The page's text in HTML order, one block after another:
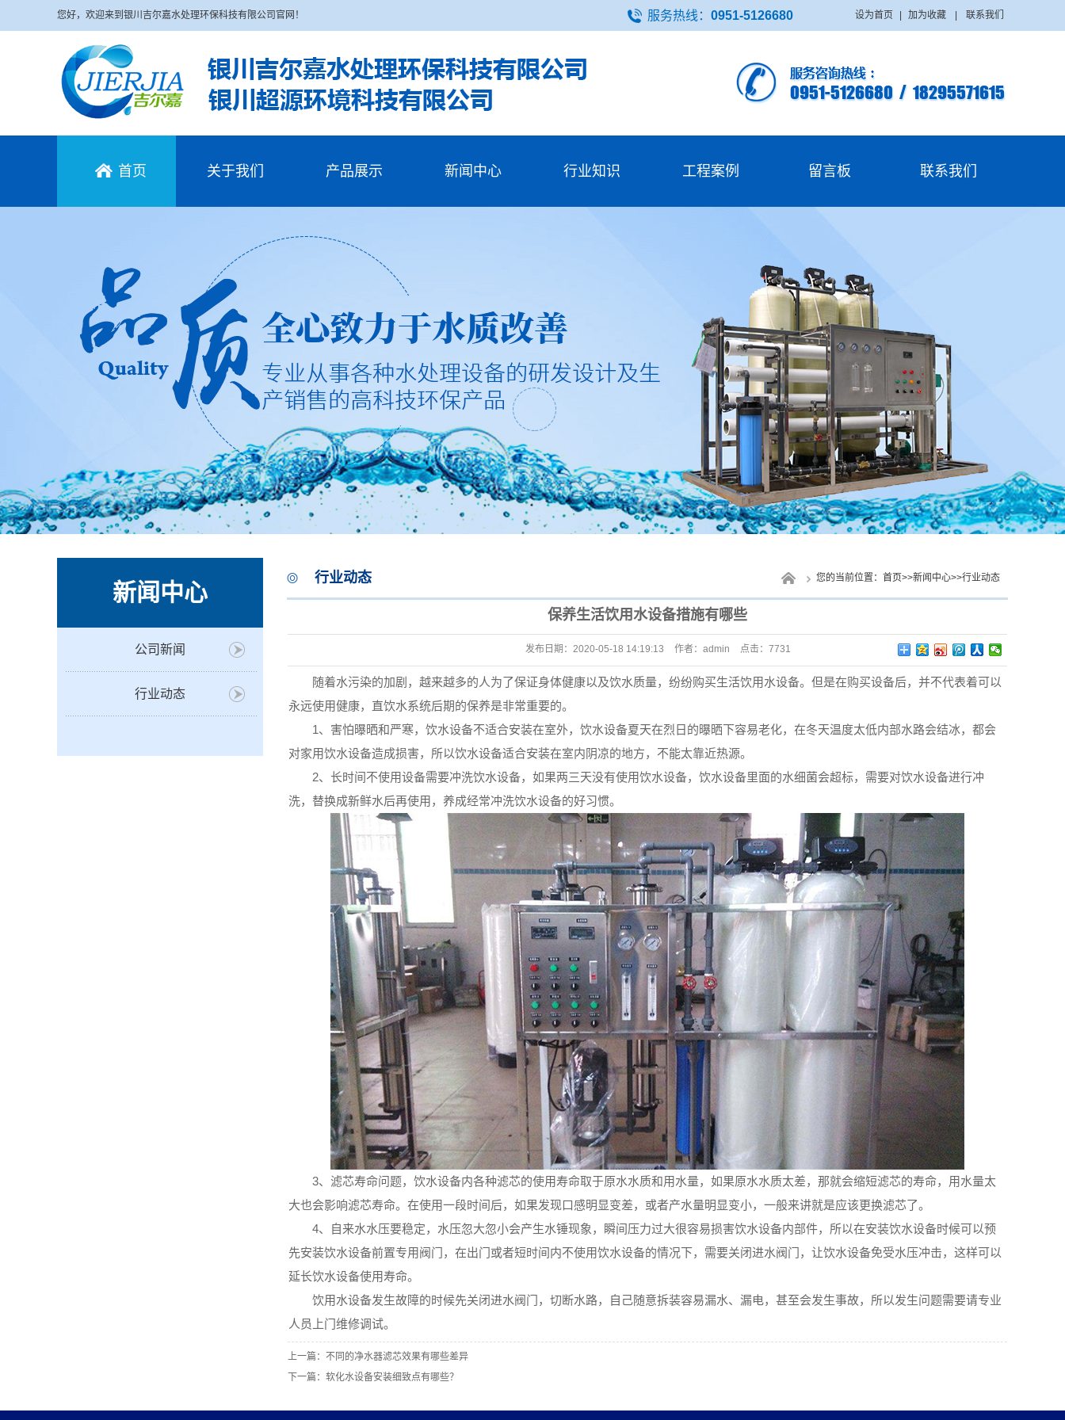
您好，欢迎来到银川吉尔嘉水处理环保科技有限公司官网！ 服务热线： 0951-5126680 设为首页 加为收藏 联系我们
首页 关于我们 产品展示 新闻中心 行业知识 工程案例 留言板 联系我们
新闻中心
公司新闻
行业动态
行业动态 您的当前位置： 首页>>新闻中心>>行业动态
保养生活饮用水设备措施有哪些
发布日期： 2020-05-18 14:19:13 作者： admin 点击： 7731
随着水污染的加剧，越来越多的人为了保证身体健康以及饮水质量，纷纷购买生活饮用水设备。但是在购买设备后，并不代表着可以
永远使用健康，直饮水系统后期的保养是非常重要的。
1、害怕曝晒和严寒，饮水设备不适合安装在室外，饮水设备夏天在烈日的曝晒下容易老化，在冬天温度太低内部水路会结冰，都会
对家用饮水设备造成损害，所以饮水设备适合安装在室内阴凉的地方，不能太靠近热源。
2、长时间不使用设备需要冲洗饮水设备，如果两三天没有使用饮水设备，饮水设备里面的水细菌会超标，需要对饮水设备进行冲
洗，替换成新鲜水后再使用，养成经常冲洗饮水设备的好习惯。
3、滤芯寿命问题，饮水设备内各种滤芯的使用寿命取于原水水质和用水量，如果原水水质太差，那就会缩短滤芯的寿命，用水量太
大也会影响滤芯寿命。在使用一段时间后，如果发现口感明显变差，或者产水量明显变小，一般来讲就是应该更换滤芯了。
4、自来水水压要稳定，水压忽大忽小会产生水锤现象，瞬间压力过大很容易损害饮水设备内部件，所以在安装饮水设备时候可以预
先安装饮水设备前置专用阀门，在出门或者短时间内不使用饮水设备的情况下，需要关闭进水阀门，让饮水设备免受水压冲击，这样可以
延长饮水设备使用寿命。
饮用水设备发生故障的时候先关闭进水阀门，切断水路，自己随意拆装容易漏水、漏电，甚至会发生事故，所以发生问题需要请专业
人员上门维修调试。
上一篇： 不同的净水器滤芯效果有哪些差异
下一篇： 软化水设备安装细致点有哪些？